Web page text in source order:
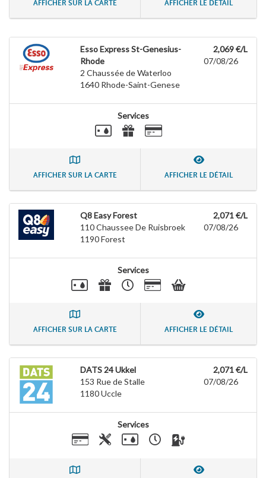
AFFICHER SUR LA CARTE AFFICHER LE DÉTAIL
Esso Express St-Genesius-
Rhode
2 Chaussée de Waterloo
1640 Rhode-Saint-Genese
2,069 €/L
07/08/26
Services
AFFICHER SUR LA CARTE AFFICHER LE DÉTAIL
Q8 Easy Forest
110 Chaussee De Ruisbroek
1190Forest
2,071 €/L
07/08/26
Services
AFFICHER SUR LA CARTE AFFICHER LE DÉTAIL
DATS 24 Ukkel
153 Rue de Stalle
1180Uccle
2,071 €/L
07/08/26
Services